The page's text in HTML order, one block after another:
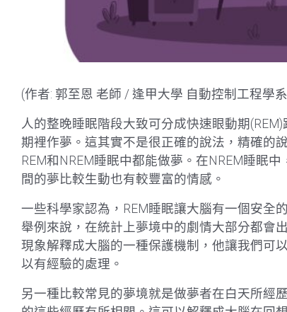
(作者: 郭至恩 老師 / 逢甲大學 自動控制工程學
人的整晚睡眠階段大致可分成快速眼動期
期裡作夢。這其實不是很正確的說法，精確的
REM和NREM睡眠中都能做夢。在NREM睡眠
間的夢比較生動也有較豐富的情感。
一些科學家認為，REM睡眠讓大腦有一個安全
舉例來說，在統計上夢境中的劇情大部分都會
現象解釋成大腦的一種保護機制，他讓我們可
以有經驗的處理。
另一種比較常見的夢境就是做夢者在白天所經